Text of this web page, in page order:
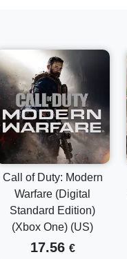
Call of Duty: Modern
Warfare (Digital
Standard Edition)
(Xbox One) (US)
17.56 €